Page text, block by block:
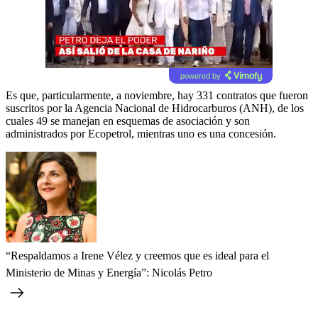
powered by
Es que, particularmente, a noviembre, hay 331 contratos que fueron
suscritos por la Agencia Nacional de Hidrocarburos (ANH), de los
cuales 49 se manejan en esquemas de asociación y son
administrados por Ecopetrol, mientras uno es una concesión.
“Respaldamos a Irene Vélez y creemos que es ideal para el
Ministerio de Minas y Energía”: Nicolás Petro